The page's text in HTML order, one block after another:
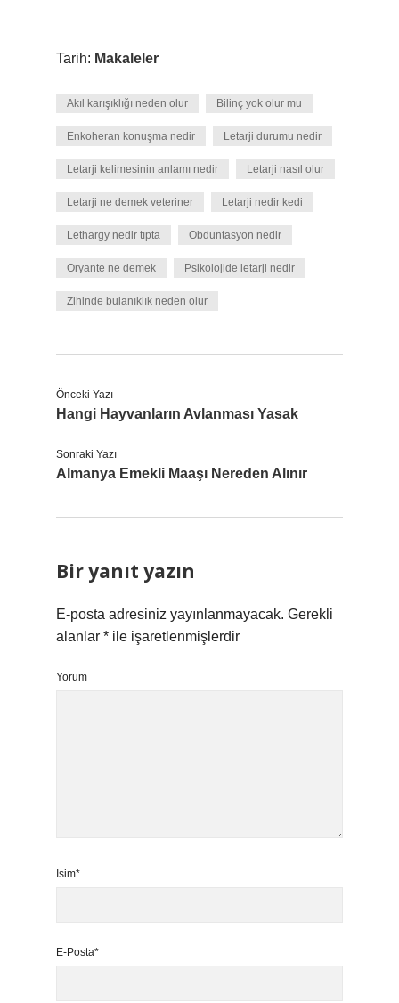
Tarih: Makaleler
Akıl karışıklığı neden olur Bilinç yok olur mu
Enkoheran konuşma nedir Letarji durumu nedir
Letarji kelimesinin anlamı nedir Letarji nasıl olur
Letarji ne demek veteriner Letarji nedir kedi
Lethargy nedir tıpta Obduntasyon nedir
Oryante ne demek Psikolojide letarji nedir
Zihinde bulanıklık neden olur
Önceki Yazı
Hangi Hayvanların Avlanması Yasak
Sonraki Yazı
Almanya Emekli Maaşı Nereden Alınır
Bir yanıt yazın
E-posta adresiniz yayınlanmayacak. Gerekli
alanlar * ile işaretlenmişlerdir
Yorum
İsim*
E-Posta*